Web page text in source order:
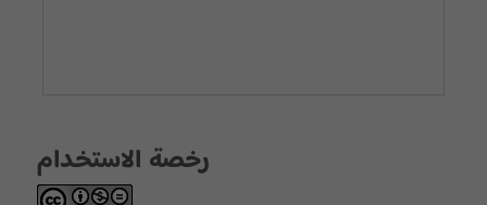
رخصة الاستخدام